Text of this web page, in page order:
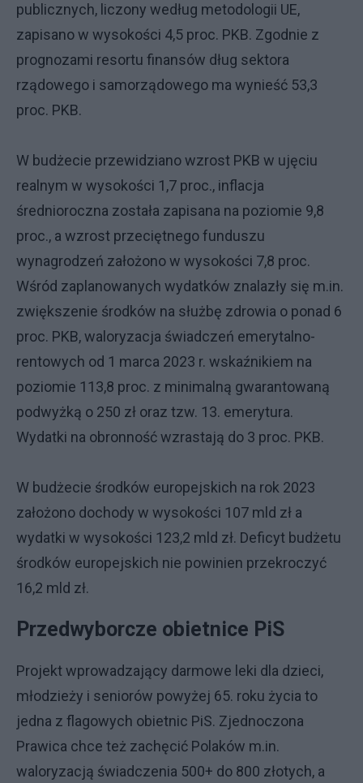
publicznych, liczony według metodologii UE,
zapisano w wysokości 4,5 proc. PKB. Zgodnie z
prognozami resortu finansów dług sektora
rządowego i samorządowego ma wynieść 53,3
proc. PKB.
W budżecie przewidziano wzrost PKB w ujęciu
realnym w wysokości 1,7 proc., inflacja
średnioroczna została zapisana na poziomie 9,8
proc., a wzrost przeciętnego funduszu
wynagrodzeń założono w wysokości 7,8 proc.
Wśród zaplanowanych wydatków znalazły się m.in.
zwiększenie środków na służbę zdrowia o ponad 6
proc. PKB, waloryzacja świadczeń emerytalno-
rentowych od 1 marca 2023 r. wskaźnikiem na
poziomie 113,8 proc. z minimalną gwarantowaną
podwyżką o 250 zł oraz tzw. 13. emerytura.
Wydatki na obronność wzrastają do 3 proc. PKB.
W budżecie środków europejskich na rok 2023
założono dochody w wysokości 107 mld zł a
wydatki w wysokości 123,2 mld zł. Deficyt budżetu
środków europejskich nie powinien przekroczyć
16,2 mld zł.
Przedwyborcze obietnice PiS
Projekt wprowadzający darmowe leki dla dzieci,
młodzieży i seniorów powyżej 65. roku życia to
jedna z flagowych obietnic PiS. Zjednoczona
Prawica chce też zachęcić Polaków m.in.
waloryzacją świadczenia 500+ do 800 złotych, a